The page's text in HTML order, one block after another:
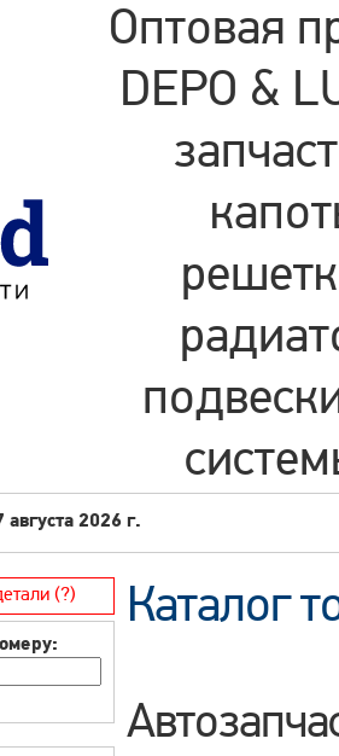
Оптовая
DEPO &
2026 г.
(?) Каталог